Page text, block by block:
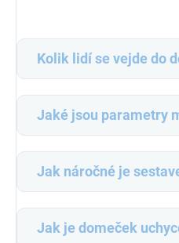
Kolik lidí se vejde do
Jaké jsou parametry
Jak náročné je
Jak je domeček